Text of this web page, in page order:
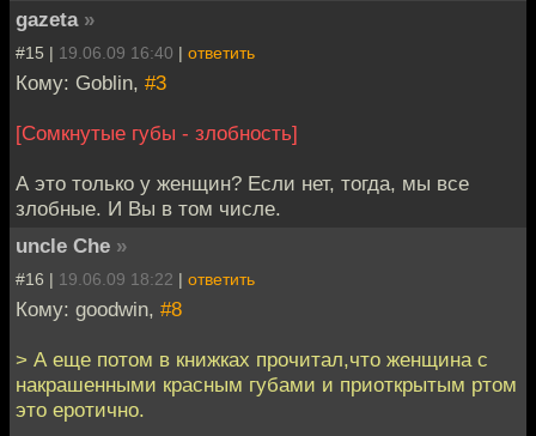
gazeta »
#15 | 19.06.09 16:40 | ответить
Кому: Goblin, #3
[Сомкнутые губы - злобность]
А это только у женщин? Если нет, тогда, мы все
злобные. И Вы в том числе.
uncle Che »
#16 | 19.06.09 18:22 | ответить
Кому: goodwin, #8
> А еще потом в книжках прочитал,что женщина с
накрашенными красным губами и приоткрытым ртом
это еротично.